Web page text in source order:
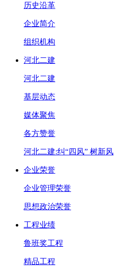
历史沿革
企业简介
组织机构
河北二建
河北二建
基层动态
媒体聚焦
各方赞誉
河北二建:纠“四风” 树新风
企业荣誉
企业管理荣誉
思想政治荣誉
工程业绩
鲁班奖工程
精品工程